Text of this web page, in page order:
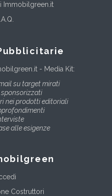
Immobilgreen.it
- Media Kit:
su target mirati
nei prodotti editoriali
alle esigenze
Costruttori